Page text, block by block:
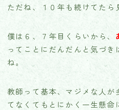
ただね、１０年も続けてたら
僕は６、７年目くらいから、
ってことにだんだんと気づ
ね。
教師って基本、マジメな人が
てなくてもとにかく一生懸命